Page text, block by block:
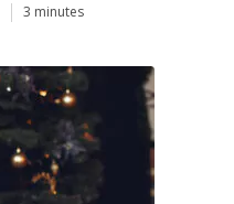
3 minutes